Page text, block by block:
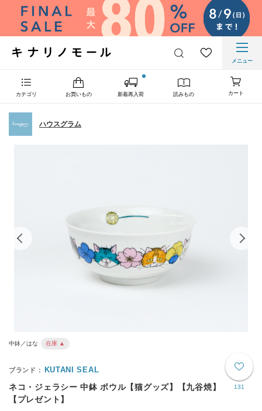
メニュー
カテゴリ お買いもの 新着再入荷 読みもの カート
ハウスグラム
中鉢／はな 在庫 ▲
131
KUTANI SEAL
ネコ・ジェラシー 中鉢 ボウル【猫グッズ】【九谷焼】
【プレゼント】